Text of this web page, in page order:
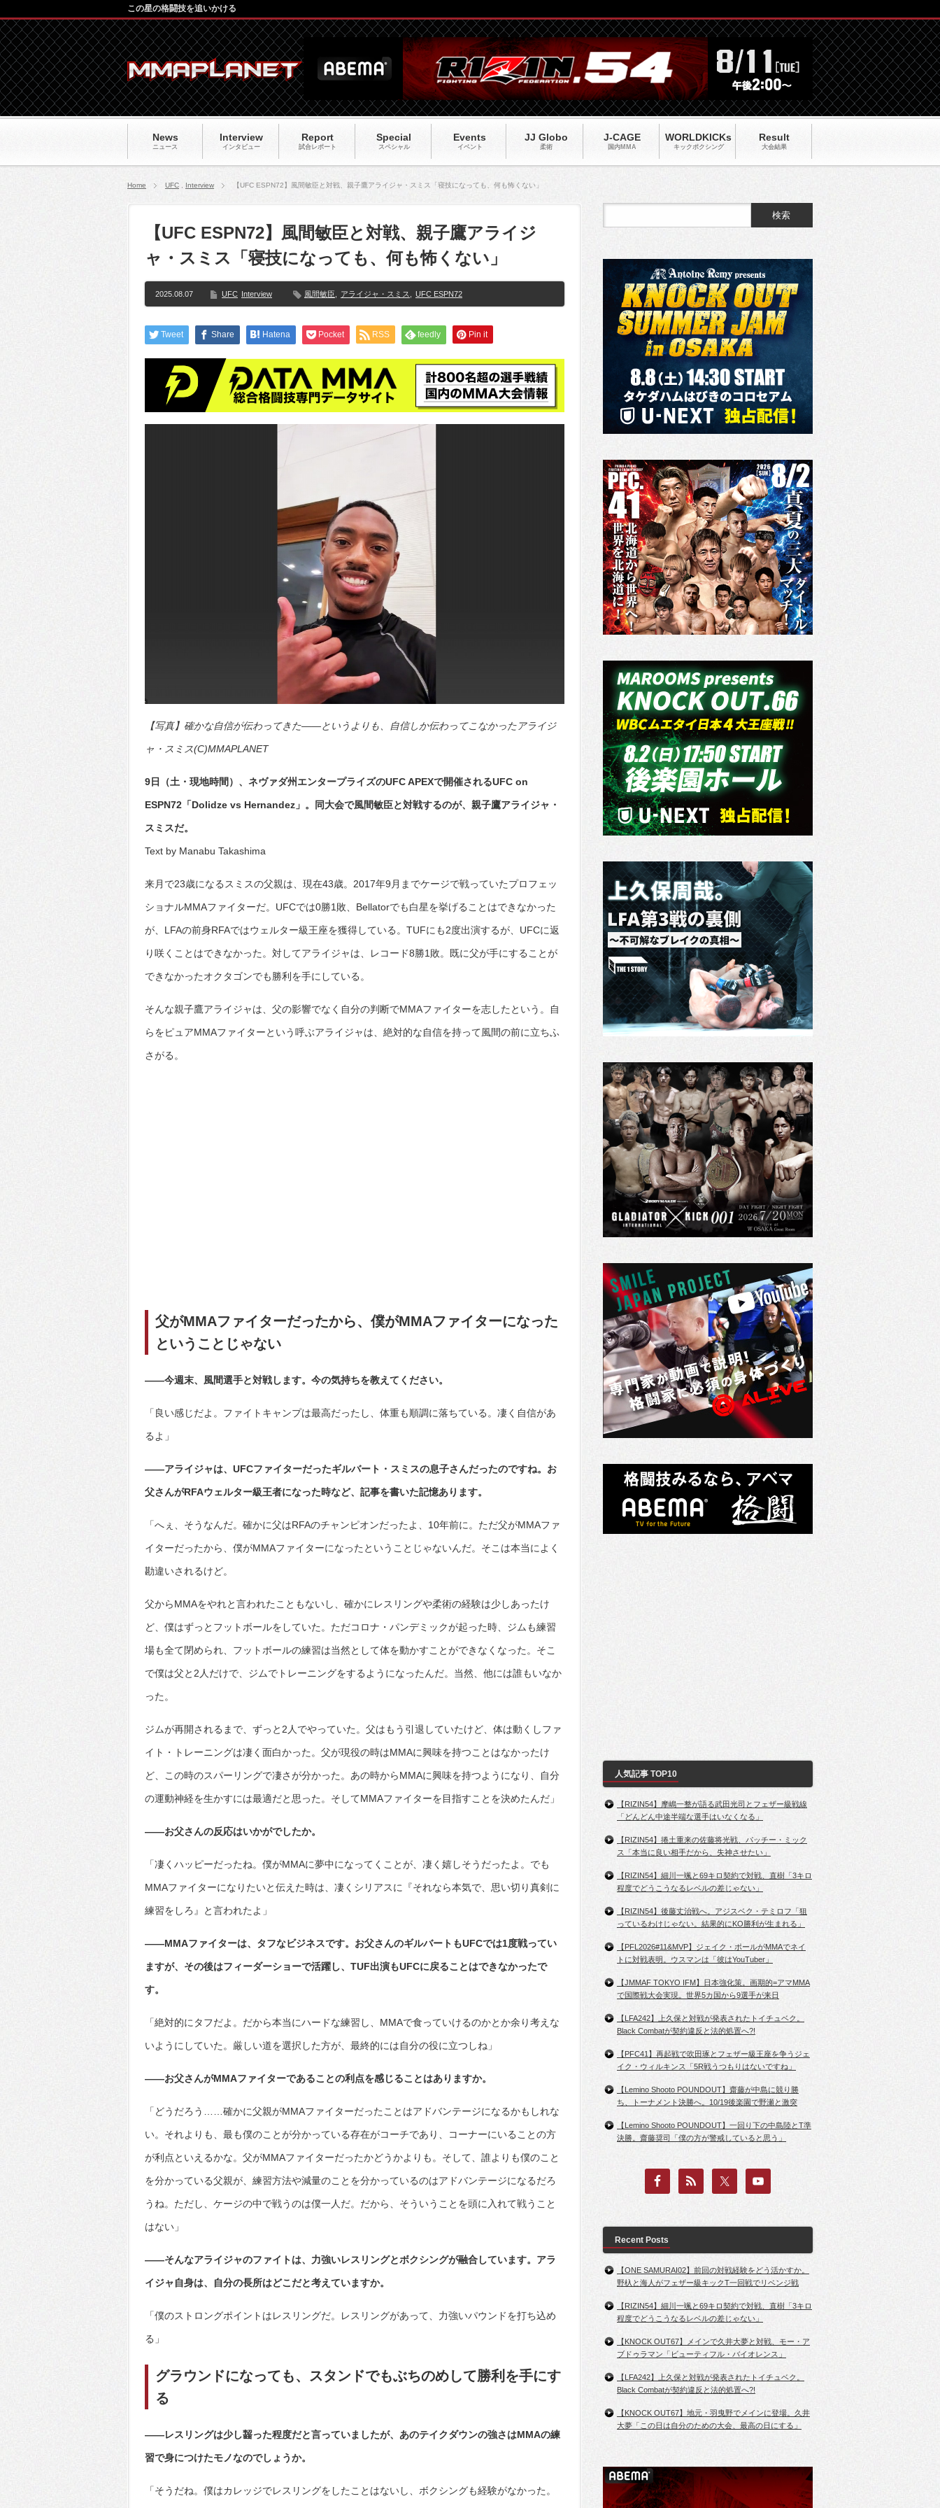
News
ニュース
Interview
インタビュー
Report
試合レポート
Special
スペシャル
Events
イベント
JJ Globo
柔術
J-CAGE
国内MMA
WORLDKICKs
キックポクシング
Result
大会結果
この星の格闘技を追いかける
Home UFC Interview 【UFC ESPN72】風間敏臣と対戦、親子鷹アライジャ・スミス「寝技になっても、何も怖くない」
【UFC ESPN72】風間敏臣と対戦、親子鷹アライジ
ャ・スミス「寝技になっても、何も怖くない」
2025.08.07 UFC Interview 風間敏臣 アライジャ・スミス UFC ESPN72
Tweet Share Hatena Pocket RSS feedly Pin it
【写真】確かな自信が伝わってきた――というよりも、自信しか伝わってこなかったアライジ
ャ・スミス(C)MMAPLANET
9日（土・現地時間）、ネヴァダ州エンタープライズのUFC APEXで開催されるUFC on
ESPN72「Dolidze vs Hernandez」。同大会で風間敏臣と対戦するのが、親子鷹アライジャ・
スミスだ。
Text by Manabu Takashima
来月で23歳になるスミスの父親は、現在43歳。2017年9月までケージで戦っていたプロフェッ
ショナルMMAファイターだ。UFCでは0勝1敗、Bellatorでも白星を挙げることはできなかった
が、LFAの前身RFAではウェルター級王座を獲得している。TUFにも2度出演するが、UFCに返
り咲くことはできなかった。対してアライジャは、レコード8勝1敗。既に父が手にすることが
できなかったオクタゴンでも勝利を手にしている。
そんな親子鷹アライジャは、父の影響でなく自分の判断でMMAファイターを志したという。自
らをピュアMMAファイターという呼ぶアライジャは、絶対的な自信を持って風間の前に立ちふ
さがる。
父がMMAファイターだったから、僕がMMAファイターになった
ということじゃない
――今週末、風間選手と対戦します。今の気持ちを教えてください。
「良い感じだよ。ファイトキャンプは最高だったし、体重も順調に落ちている。凄く自信があ
るよ」
――アライジャは、UFCファイターだったギルバート・スミスの息子さんだったのですね。お
父さんがRFAウェルター級王者になった時など、記事を書いた記憶あります。
「へぇ、そうなんだ。確かに父はRFAのチャンピオンだったよ、10年前に。ただ父がMMAファ
イターだったから、僕がMMAファイターになったということじゃないんだ。そこは本当によく
勘違いされるけど。
父からMMAをやれと言われたこともないし、確かにレスリングや柔術の経験は少しあったけ
ど、僕はずっとフットボールをしていた。ただコロナ・パンデミックが起った時、ジムも練習
場も全て閉められ、フットボールの練習は当然として体を動かすことができなくなった。そこ
で僕は父と2人だけで、ジムでトレーニングをするようになったんだ。当然、他には誰もいなか
った。
ジムが再開されるまで、ずっと2人でやっていた。父はもう引退していたけど、体は動くしファ
イト・トレーニングは凄く面白かった。父が現役の時はMMAに興味を持つことはなかったけ
ど、この時のスパーリングで凄さが分かった。あの時からMMAに興味を持つようになり、自分
の運動神経を生かすには最適だと思った。そしてMMAファイターを目指すことを決めたんだ」
――お父さんの反応はいかがでしたか。
「凄くハッピーだったね。僕がMMAに夢中になってくことが、凄く嬉しそうだったよ。でも
MMAファイターになりたいと伝えた時は、凄くシリアスに『それなら本気で、思い切り真剣に
練習をしろ』と言われたよ」
――MMAファイターは、タフなビジネスです。お父さんのギルバートもUFCでは1度戦ってい
ますが、その後はフィーダーショーで活躍し、TUF出演もUFCに戻ることはできなかったで
す。
「絶対的にタフだよ。だから本当にハードな練習し、MMAで食っていけるのかとか余り考えな
いようにしていた。厳しい道を選択した方が、最終的には自分の役に立つしね」
――お父さんがMMAファイターであることの利点を感じることはありますか。
「どうだろう……確かに父親がMMAファイターだったことはアドバンテージになるかもしれな
い。それよりも、最も僕のことが分かっている存在がコーチであり、コーナーにいることの方
が利点といえるかな。父がMMAファイターだったかどうかよりも。そして、誰よりも僕のこと
を分かっている父親が、練習方法や減量のことを分かっているのはアドバンテージになるだろ
うね。ただし、ケージの中で戦うのは僕一人だ。だから、そういうことを頭に入れて戦うこと
はない」
――そんなアライジャのファイトは、力強いレスリングとボクシングが融合しています。アラ
イジャ自身は、自分の長所はどこだと考えていますか。
「僕のストロングポイントはレスリングだ。レスリングがあって、力強いパウンドを打ち込め
る」
グラウンドになっても、スタンドでもぶちのめして勝利を手にす
る
――レスリングは少し齧った程度だと言っていましたが、あのテイクダウンの強さはMMAの練
習で身につけたモノなのでしょうか。
「そうだね。僕はカレッジでレスリングをしたことはないし、ボクシングも経験がなかった。
人気記事 TOP10
【RIZIN54】摩嶋一整が語る武田光司とフェザー級戦線
「どんどん中途半端な選手はいなくなる」
【RIZIN54】捲土重来の佐藤将光戦、パッチー・ミック
ス「本当に良い相手だから、失神させたい」
【RIZIN54】細川一颯と69キロ契約で対戦、直樹「3キロ
程度でどうこうなるレベルの差じゃない」
【RIZIN54】後藤丈治戦へ。アジスベク・テミロフ「狙
っているわけじゃない。結果的にKO勝利が生まれる」
【PFL2026#11&MVP】ジェイク・ポールがMMAでネイ
トに対戦表明。ウスマンは「彼はYouTuber」
【JMMAF TOKYO IFM】日本強化策。画期的=アマMMA
で国際戦大会実現。世界5カ国から9選手が来日
【LFA242】上久保と対戦が発表されたトイチュベク。
Black Combatが契約違反と法的処置へ?!
【PFC41】再起戦で吹田琢とフェザー級王座を争うジェ
イク・ウィルキンス「5R戦うつもりはないですね」
【Lemino Shooto POUNDOUT】齋藤が中島に競り勝
ち、トーナメント決勝へ。10/19後楽園で野瀬と激突
【Lemino Shooto POUNDOUT】一回り下の中島陸とT準
決勝。齋藤奨司「僕の方が警戒していると思う」
Recent Posts
【ONE SAMURAI02】前回の対戦経験をどう活かすか。
野杁と海人がフェザー級キックT一回戦でリベンジ戦
【RIZIN54】細川一颯と69キロ契約で対戦、直樹「3キロ
程度でどうこうなるレベルの差じゃない」
【KNOCK OUT67】メインで久井大夢と対戦、モー・ア
ブドゥラマン「ビューティフル・バイオレンス」
【LFA242】上久保と対戦が発表されたトイチュベク。
Black Combatが契約違反と法的処置へ?!
【KNOCK OUT67】地元・羽曳野でメインに登場。久井
大夢「この日は自分のための大会、最高の日にする」